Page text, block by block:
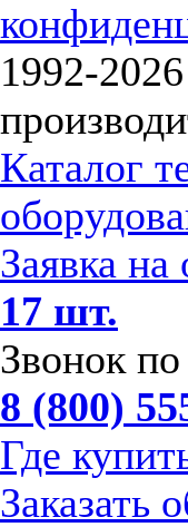
1992-
Каталог
Заявка на
17 шт.
Звонок
8 (800)
Где
Заказать